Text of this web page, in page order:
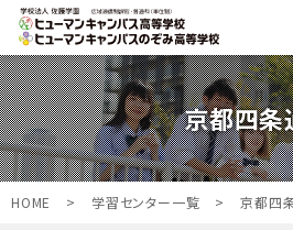
京都四条
HOME > 学習センター一覧 > 京都四